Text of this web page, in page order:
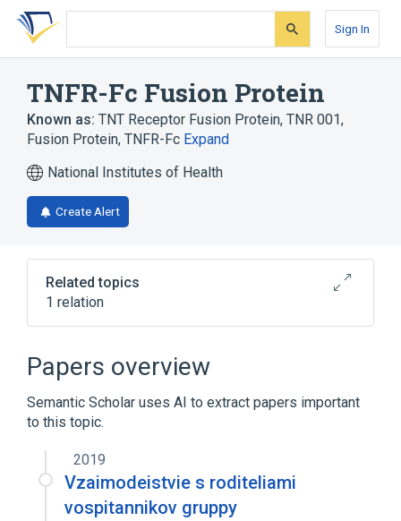
Skip
search
Skip
Skip
account
Sign In
TNFR-Fc Fusion Protein
Known as: TNT Receptor Fusion Protein, TNR 001,
Fusion Protein, TNFR-Fc Expand
National Institutes of Health
Create Alert
Related topics
1 relation
Papers overview
Semantic Scholar uses AI to extract papers important
to this topic.
2019
Vzaimodeistvie s roditeliami
vospitannikov gruppy